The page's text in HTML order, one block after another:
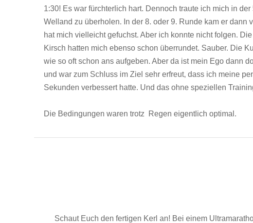
1:30! Es war fürchterlich hart. Dennoch traute ich mich in
Welland zu überholen. In der 8. oder 9. Runde kam er dann
hat mich vielleicht gefuchst. Aber ich konnte nicht folgen.
Kirsch hatten mich ebenso schon überrundet. Sauber. Die
wie so oft schon ans aufgeben. Aber da ist mein Ego dann
und war zum Schluss im Ziel sehr erfreut, dass ich meine
Sekunden verbessert hatte. Und das ohne speziellen
Die Bedingungen waren trotz Regen eigentlich optimal.
Schaut Euch den fertigen Kerl an! Bei einem